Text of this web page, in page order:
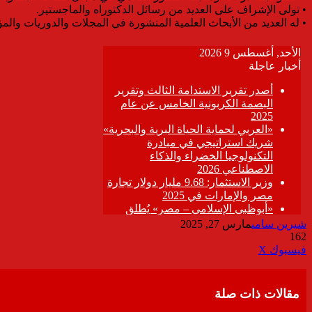
• تولى الإشراف على العديد من رسائل الدكتوراه والماجستير.
• له العديد من الأبحاث العلمية المنشورة في المجلات والدوريات
شيرين سامىمارس 27, 2025
162
فيسبوك ‫X
مقالات ذات صلة